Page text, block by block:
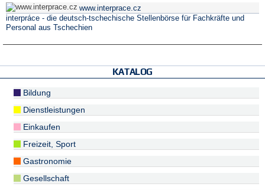
www.interprace.cz
interpráce - die deutsch-tschechische Stellenbörse für Fachkräfte und
Personal aus Tschechien
KATALOG
Bildung
Dienstleistungen
Einkaufen
Freizeit, Sport
Gastronomie
Gesellschaft